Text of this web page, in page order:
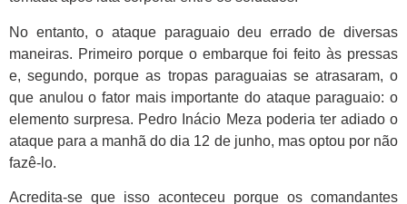
No entanto, o ataque paraguaio deu errado de diversas
maneiras. Primeiro porque o embarque foi feito às pressas
e, segundo, porque as tropas paraguaias se atrasaram, o
que anulou o fator mais importante do ataque paraguaio: o
elemento surpresa. Pedro Inácio Meza poderia ter adiado o
ataque para a manhã do dia 12 de junho, mas optou por não
fazê-lo.
Acredita-se que isso aconteceu porque os comandantes